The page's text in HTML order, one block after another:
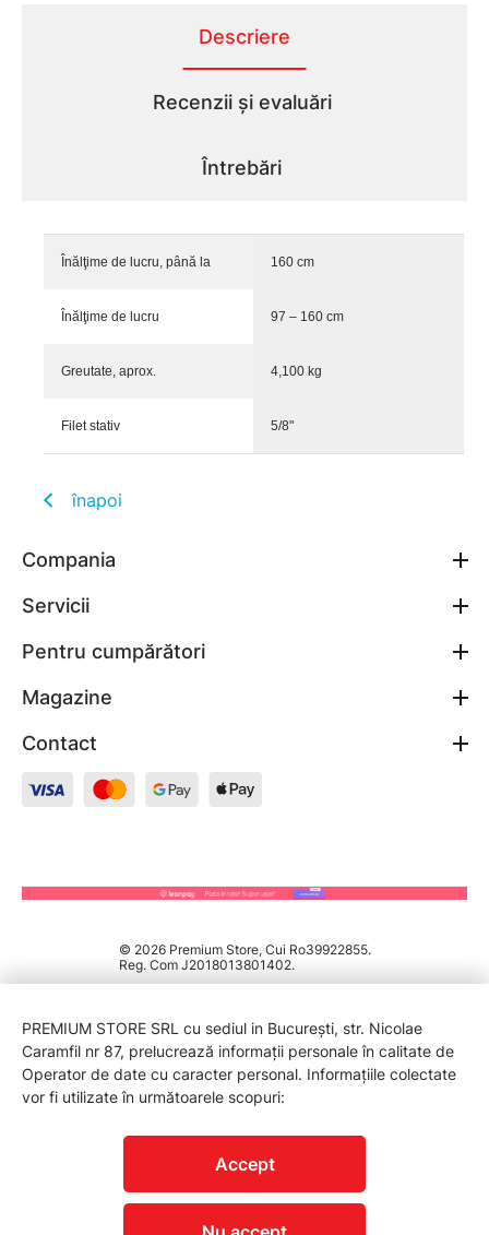
Descriere
Recenzii și evaluări
Întrebări
Înălţime de lucru, până la 160 cm
Înălţime de lucru 97 – 160 cm
Greutate, aprox. 4,100 kg
Filet stativ 5/8"
înapoi
Compania
Servicii
Pentru cumpărători
Magazine
Contact
© 2026 Premium Store, Cui Ro39922855.
Reg. Com J2018013801402.
PREMIUM STORE SRL cu sediul in București, str. Nicolae
Caramfil nr 87, prelucrează informații personale în calitate de
Operator de date cu caracter personal. Informațiile colectate
vor fi utilizate în următoarele scopuri:
Accept